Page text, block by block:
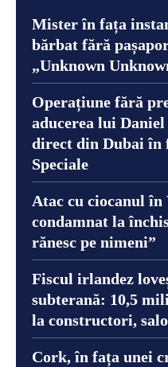
Mister în fața
bărbat fără
„Unknown
Operațiune fără
aducerea lui
direct din Dubai în
Speciale
Atac cu ciocanul în
condamnat la
rănesc pe nimeni”
Fiscul irlandez
subterană: 10,5
la constructori,
Cork, în fața unei